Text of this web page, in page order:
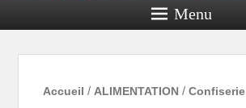
Menu
Accueil / ALIMENTATION /Confiserie